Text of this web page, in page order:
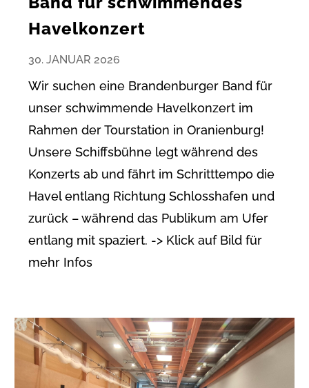
Havelkonzert
30. JANUAR 2026
Wir suchen eine Brandenburger Band für
unser schwimmende Havelkonzert im
Rahmen der Tourstation in Oranienburg!
Unsere Schiffsbühne legt während des
Konzerts ab und fährt im Schritttempo die
Havel entlang Richtung Schlosshafen und
zurück – während das Publikum am Ufer
entlang mit spaziert. -> Klick auf Bild für
mehr Infos